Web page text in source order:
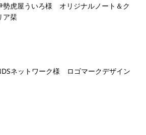
勢虎屋ういろ様 オリジナルノート＆ク
ア栞
ネットワーク様 ロゴマークデザイン